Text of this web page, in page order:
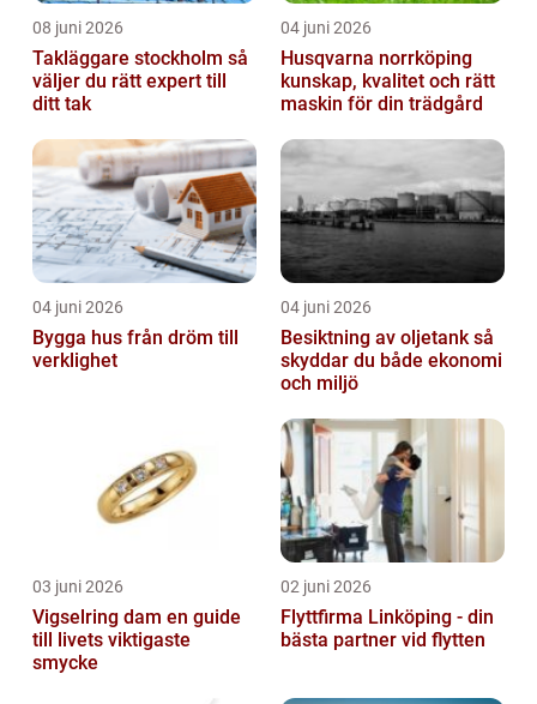
08 juni 2026
Takläggare stockholm så
väljer du rätt expert till
ditt tak
04 juni 2026
Husqvarna norrköping
kunskap, kvalitet och rätt
maskin för din trädgård
04 juni 2026
Bygga hus från dröm till
verklighet
04 juni 2026
Besiktning av oljetank så
skyddar du både ekonomi
och miljö
03 juni 2026
Vigselring dam en guide
till livets viktigaste
smycke
02 juni 2026
Flyttfirma Linköping - din
bästa partner vid flytten